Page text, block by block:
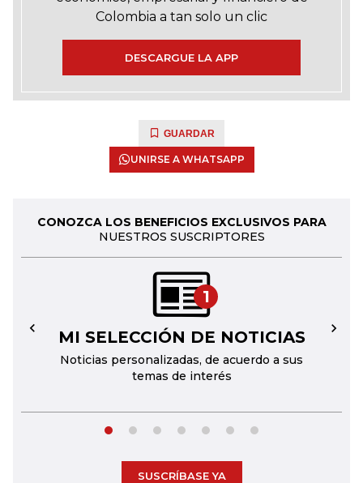
Colombia a tan solo un clic
DESCARGUE LA APP
GUARDAR
UNIRSE A WHATSAPP
CONOZCA LOS BENEFICIOS EXCLUSIVOS PARA
NUESTROS SUSCRIPTORES
1
MI SELECCIÓN DE NOTICIAS
Noticias personalizadas, de acuerdo a sus
temas de interés
← →
SUSCRÍBASE YA